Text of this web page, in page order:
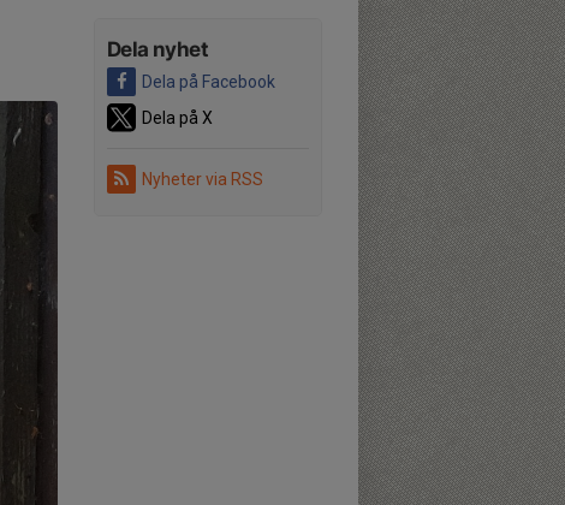
Dela nyhet
Dela på Facebook
Dela på X
Nyheter via RSS